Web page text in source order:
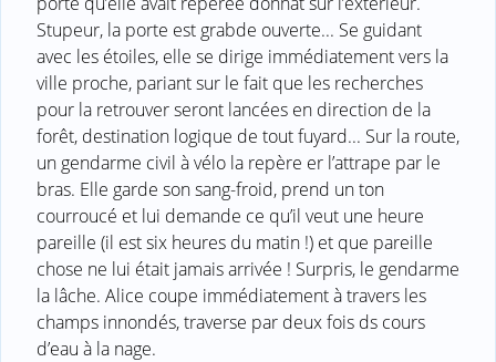
Stupeur, la porte est grabde ouverte... Se guidant
avec les étoiles, elle se dirige immédiatement vers la
ville proche, pariant sur le fait que les recherches
pour la retrouver seront lancées en direction de la
forêt, destination logique de tout fuyard... Sur la route,
un gendarme civil à vélo la repère er l’attrape par le
bras. Elle garde son sang-froid, prend un ton
courroucé et lui demande ce qu’il veut une heure
pareille (il est six heures du matin !) et que pareille
chose ne lui était jamais arrivée ! Surpris, le gendarme
la lâche. Alice coupe immédiatement à travers les
champs innondés, traverse par deux fois ds cours
d’eau à la nage.